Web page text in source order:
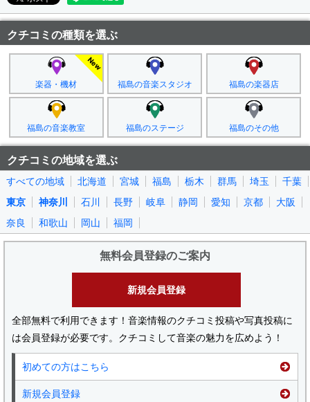
クチコミの種類を選ぶ
楽器・機材 福島の音楽スタジオ 福島の楽器店
福島の音楽教室 福島のステージ 福島のその他
クチコミの地域を選ぶ
すべての地域 北海道 宮城 福島 栃木 群馬 埼玉
千葉
東京
神奈川 石川 長野 岐阜 静岡 愛知 京都
大阪
奈良
和歌山 岡山 福岡
無料会員登録のご案内
新規会員登録
全部無料で利用できます！音楽情報のクチコミ投稿や写真投稿に
は会員登録が必要です。クチコミして音楽の魅力を広めよう！
初めての方はこちら
新規会員登録